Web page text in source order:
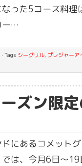
った5コース料理
ー…
· Tags シーグリル, プレジャーア
ズン限
にあるコメット
は、今月6日〜19